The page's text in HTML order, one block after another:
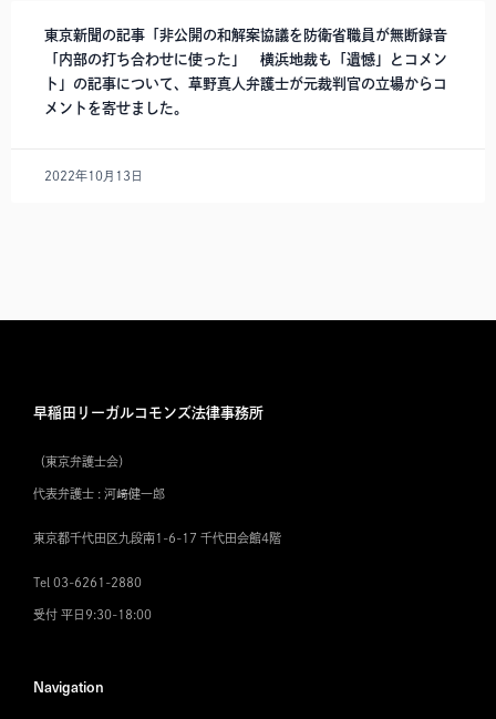
東京新聞の記事「非公開の和解案協議を防衛省職員が無断録音
「内部の打ち合わせに使った」 横浜地裁も「遺憾」とコメン
ト」の記事について、草野真人弁護士が元裁判官の立場からコ
メントを寄せました。
2022年10月13日
早稲田リーガルコモンズ法律事務所
（東京弁護士会）
代表弁護士 : 河﨑健一郎
東京都千代田区九段南1-6-17 千代田会館4階
Tel 03-6261-2880
受付 平日9:30-18:00
Navigation